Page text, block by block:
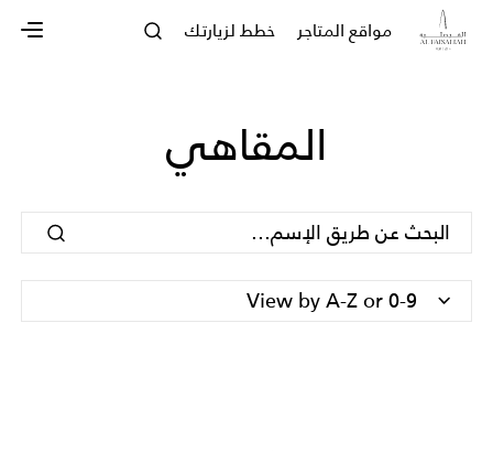
خطط لزيارتك مواقع المتاجر
المقاهي
View by A-Z or 0-9